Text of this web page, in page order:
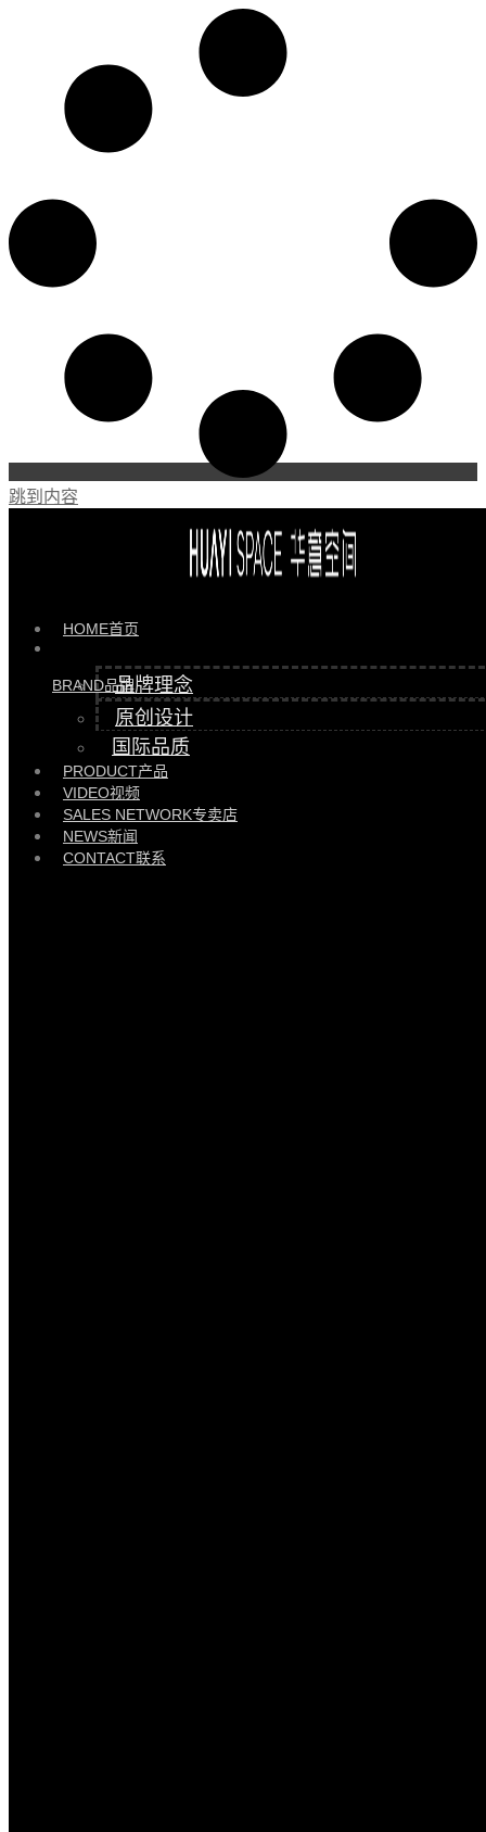
跳到内容
HOME首页
BRAND品牌
品牌理念
原创设计
国际品质
PRODUCT产品
VIDEO视频
SALES NETWORK专卖店
NEWS新闻
CONTACT联系